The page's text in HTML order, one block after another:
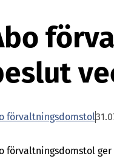
förvaltningsdomstol
förvaltningsdomstol